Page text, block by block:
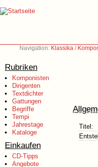
Navigation: Klassika /
Rubriken
Komponisten
Dirigenten
Textdichter
Gattungen
Begriffe
Tempi
Jahrestage
Kataloge
Einkaufen
CD-Tipps
Angebote
Titel: